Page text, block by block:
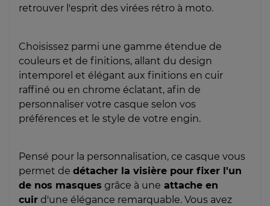
retrouver l'esprit des virées rétro à moto.
Choisissez parmi une gamme étendue de
couleurs et de finitions, allant du design
intemporel et élégant aux finitions en cuir
raffiné ou en chrome éclatant, afin de
personnaliser votre casque selon vos
préférences et le style de votre engin.
Pensé pour la personnalisation, ce casque vous
permet de détacher la visière pour fixer l'un
de nos masques grâce à une attache en
cuir d'une élégance remarquable. Vous avez